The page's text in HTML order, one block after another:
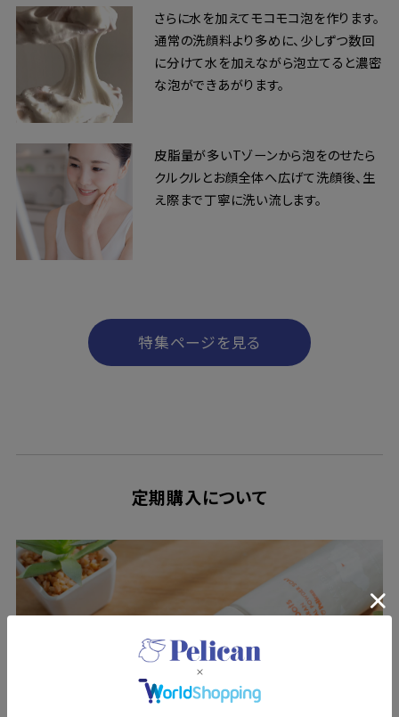
さらに水を加えてモコモコ泡を作ります。
通常の洗顔料より多めに、少しずつ数回
に分けて水を加えながら泡立てると濃密
な泡ができあがります。
皮脂量が多いTゾーンから泡をのせたら
クルクルとお顔全体へ広げて洗顔後、生
え際まで丁寧に洗い流します。
特集ページを見る
定期購入について